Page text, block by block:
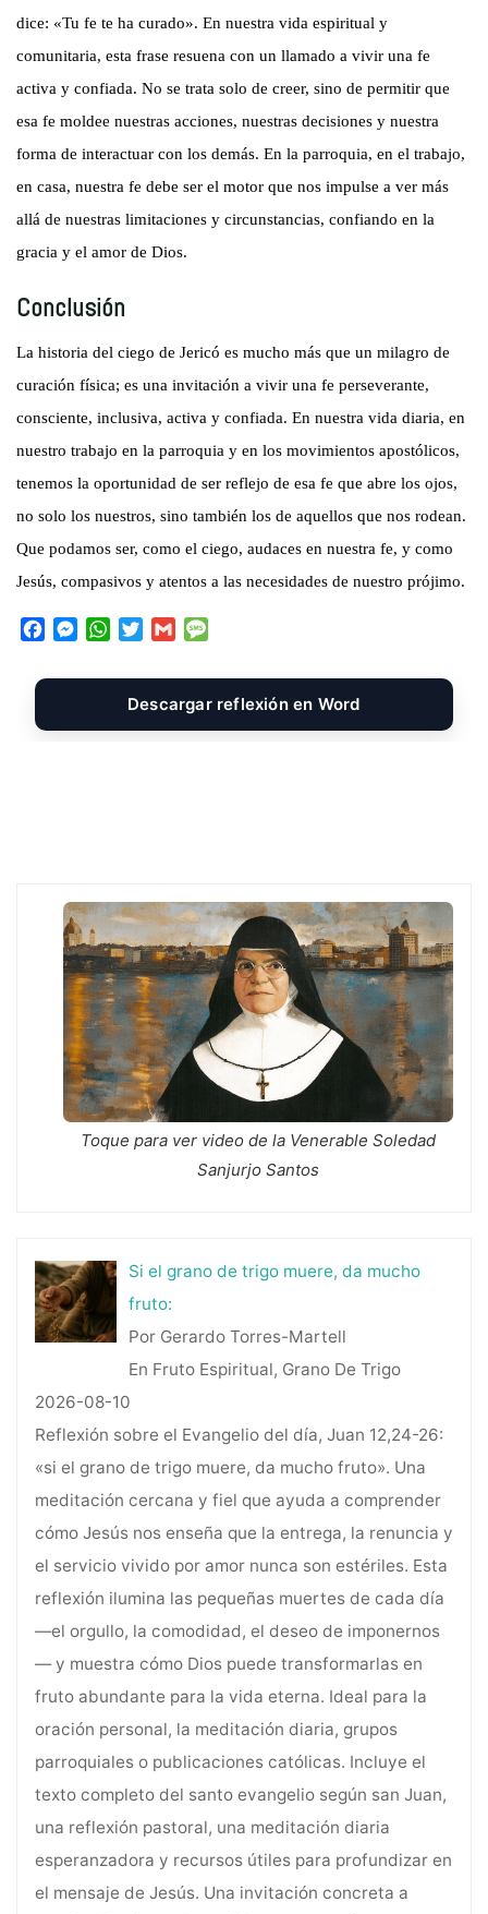
dice: «Tu fe te ha curado». En nuestra vida espiritual y
comunitaria, esta frase resuena con un llamado a vivir una fe
activa y confiada. No se trata solo de creer, sino de permitir que
esa fe moldee nuestras acciones, nuestras decisiones y nuestra
forma de interactuar con los demás. En la parroquia, en el trabajo,
en casa, nuestra fe debe ser el motor que nos impulse a ver más
allá de nuestras limitaciones y circunstancias, confiando en la
gracia y el amor de Dios.
Conclusión
La historia del ciego de Jericó es mucho más que un milagro de
curación física; es una invitación a vivir una fe perseverante,
consciente, inclusiva, activa y confiada. En nuestra vida diaria, en
nuestro trabajo en la parroquia y en los movimientos apostólicos,
tenemos la oportunidad de ser reflejo de esa fe que abre los ojos,
no solo los nuestros, sino también los de aquellos que nos rodean.
Que podamos ser, como el ciego, audaces en nuestra fe, y como
Jesús, compasivos y atentos a las necesidades de nuestro prójimo.
c
b
M
s
e
W
a
s
i
t
t
G
a
i
l
s
s
a
Descargar reflexión en Word
Toque para ver video de la Venerable Soledad
Sanjurjo Santos
Si el grano de trigo muere, da mucho
fruto:
Por Gerardo Torres-Martell
En Fruto Espiritual, Grano De Trigo
2026-08-10
Reflexión sobre el Evangelio del día, Juan 12,24-26:
«si el grano de trigo muere, da mucho fruto». Una
meditación cercana y fiel que ayuda a comprender
cómo Jesús nos enseña que la entrega, la renuncia y
el servicio vivido por amor nunca son estériles. Esta
reflexión ilumina las pequeñas muertes de cada día
—el orgullo, la comodidad, el deseo de imponernos
— y muestra cómo Dios puede transformarlas en
fruto abundante para la vida eterna. Ideal para la
oración personal, la meditación diaria, grupos
parroquiales o publicaciones católicas. Incluye el
texto completo del santo evangelio según san Juan,
una reflexión pastoral, una meditación diaria
esperanzadora y recursos útiles para profundizar en
el mensaje de Jesús. Una invitación concreta a